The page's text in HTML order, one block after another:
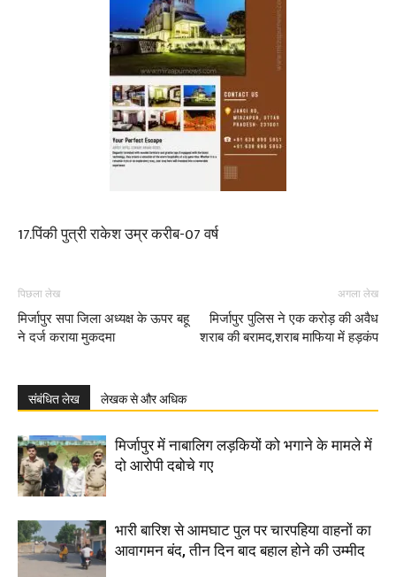
17.पिंकी पुत्री राकेश उम्र करीब-07 वर्ष
पिछला लेख
मिर्जापुर सपा जिला अध्यक्ष के ऊपर बहू
ने दर्ज कराया मुकदमा
अगला लेख
मिर्जापुर पुलिस ने एक करोड़ की अवैध
शराब की बरामद,शराब माफिया में हड़कंप
संबंधित लेख लेखक से और अधिक
मिर्जापुर में नाबालिग लड़कियों को भगाने के मामले में
दो आरोपी दबोचे गए
भारी बारिश से आमघाट पुल पर चारपहिया वाहनों का
आवागमन बंद, तीन दिन बाद बहाल होने की उम्मीद